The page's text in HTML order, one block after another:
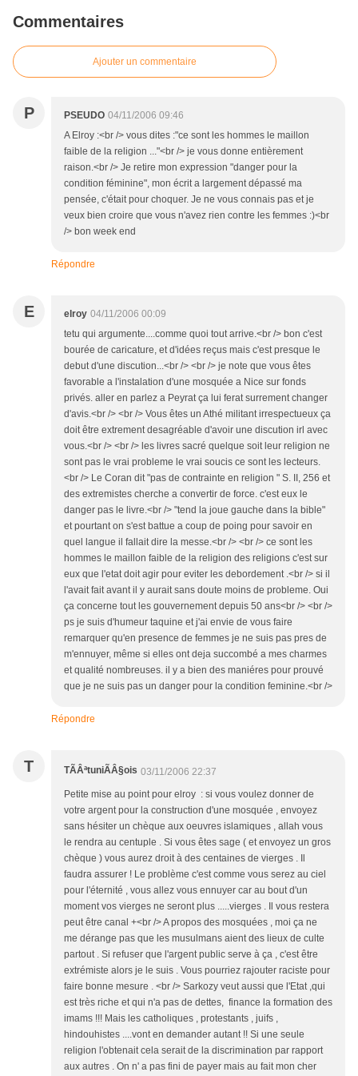
Commentaires
Ajouter un commentaire
P PSEUDO 04/11/2006 09:46
A Elroy :<br /> vous dites :"ce sont les hommes le maillon
faible de la religion ..."<br /> je vous donne entièrement
raison.<br /> Je retire mon expression "danger pour la
condition féminine", mon écrit a largement dépassé ma
pensée, c'était pour choquer. Je ne vous connais pas et je
veux bien croire que vous n'avez rien contre les femmes :)<br
/> bon week end
Répondre
E elroy 04/11/2006 00:09
tetu qui argumente....comme quoi tout arrive.<br /> bon c'est
bourée de caricature, et d'idées reçus mais c'est presque le
debut d'une discution...<br /> <br /> je note que vous êtes
favorable a l'instalation d'une mosquée a Nice sur fonds
privés. aller en parlez a Peyrat ça lui ferat surrement changer
d'avis.<br /> <br /> Vous êtes un Athé militant irrespectueux ça
doit être extrement desagréable d'avoir une discution irl avec
vous.<br /> <br /> les livres sacré quelque soit leur religion ne
sont pas le vrai probleme le vrai soucis ce sont les lecteurs.
<br /> Le Coran dit "pas de contrainte en religion " S. II, 256 et
des extremistes cherche a convertir de force. c'est eux le
danger pas le livre.<br /> "tend la joue gauche dans la bible"
et pourtant on s'est battue a coup de poing pour savoir en
quel langue il fallait dire la messe.<br /> <br /> ce sont les
hommes le maillon faible de la religion des religions c'est sur
eux que l'etat doit agir pour eviter les debordement .<br /> si il
l'avait fait avant il y aurait sans doute moins de probleme. Oui
ça concerne tout les gouvernement depuis 50 ans<br /> <br />
ps je suis d'humeur taquine et j'ai envie de vous faire
remarquer qu'en presence de femmes je ne suis pas pres de
m'ennuyer, même si elles ont deja succombé a mes charmes
et qualité nombreuses. il y a bien des maniéres pour prouvé
que je ne suis pas un danger pour la condition feminine.<br />
Répondre
T TÃÂªtuniÃÂ§ois 03/11/2006 22:37
Petite mise au point pour elroy : si vous voulez donner de
votre argent pour la construction d'une mosquée , envoyez
sans hésiter un chèque aux oeuvres islamiques , allah vous
le rendra au centuple . Si vous êtes sage ( et envoyez un gros
chèque ) vous aurez droit à des centaines de vierges . Il
faudra assurer ! Le problème c'est comme vous serez au ciel
pour l'éternité , vous allez vous ennuyer car au bout d'un
moment vos vierges ne seront plus .....vierges . Il vous restera
peut être canal +<br /> A propos des mosquées , moi ça ne
me dérange pas que les musulmans aient des lieux de culte
partout . Si refuser que l'argent public serve à ça , c'est être
extrémiste alors je le suis . Vous pourriez rajouter raciste pour
faire bonne mesure . <br /> Sarkozy veut aussi que l'Etat ,qui
est très riche et qui n'a pas de dettes, finance la formation des
imams !!! Mais les catholiques , protestants , juifs ,
hindouhistes ....vont en demander autant !! Si une seule
religion l'obtenait cela serait de la discrimination par rapport
aux autres . On n' a pas fini de payer mais au fait mon cher